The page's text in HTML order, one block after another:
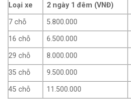
Loại xe 2 ngày 1 đêm (VNĐ)
7 chỗ
5.800.000
16 chỗ
6.500.000
29 chỗ
8.000.000
35 chỗ
9.500.000
45 chỗ
11.500.000